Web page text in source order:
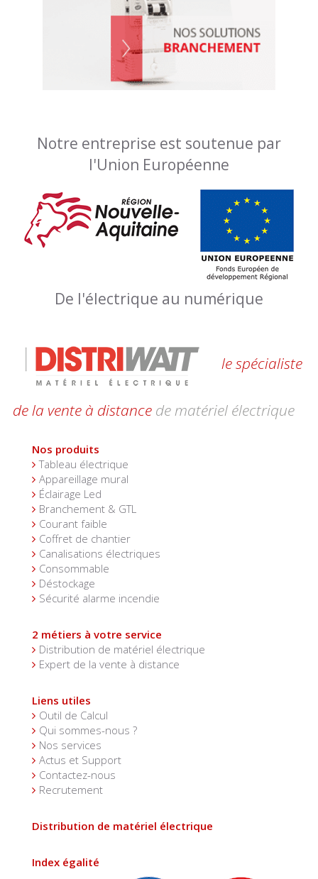
Notre entreprise est soutenue par
l'Union Européenne
De l'électrique au numérique
le spécialiste
de la vente à distance de matériel électrique
Nos produits
Tableau électrique
Appareillage mural
Éclairage Led
Branchement & GTL
Courant faible
Coffret de chantier
Canalisations électriques
Consommable
Déstockage
Sécurité alarme incendie
2 métiers à votre service
Distribution de matériel électrique
Expert de la vente à distance
Liens utiles
Outil de Calcul
Qui sommes-nous ?
Nos services
Actus et Support
Contactez-nous
Recrutement
Distribution de matériel électrique
Index égalité